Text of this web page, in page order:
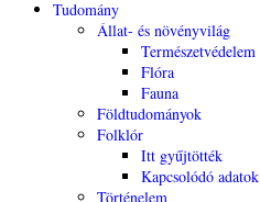
Tudomány
Állat- és növényvilág
Természetvédelem
Flóra
Fauna
Földtudományok
Folklór
Itt gyűjtötték
Kapcsolódó adatok
Történelem